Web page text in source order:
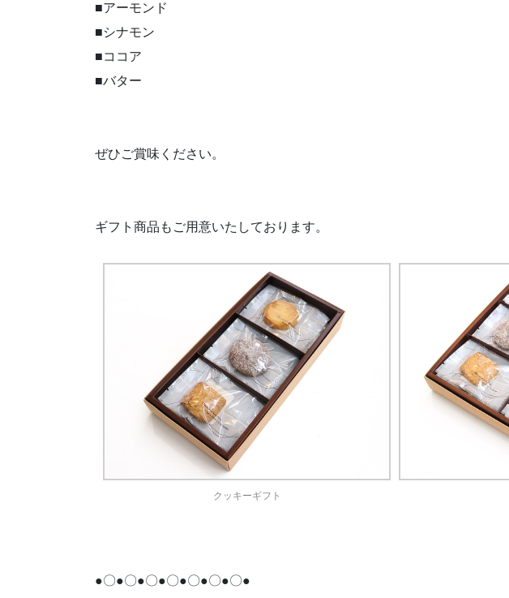
■アーモンド
■シナモン
■ココア
■バター
ぜひご賞味ください。
ギフト商品もご用意いたしております。
クッキーギフト
●〇●〇●〇●〇●〇●〇●〇●